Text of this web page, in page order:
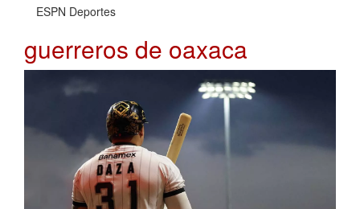
ESPN Deportes
guerreros de oaxaca